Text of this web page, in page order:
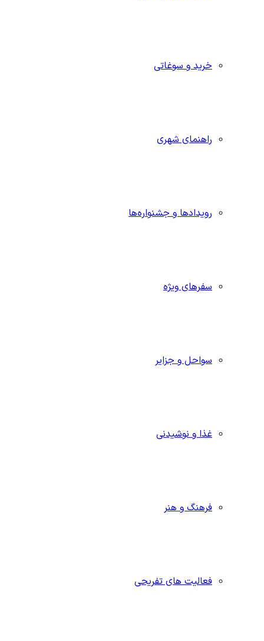
خرید و سوغاتی
راهنمای شهری
رویدادها و جشنواره‌ها
سفرهای ویژه
سواحل و جزایر
غذا و نوشیدنی
فرهنگ و هنر
فعالیت های تفریحی